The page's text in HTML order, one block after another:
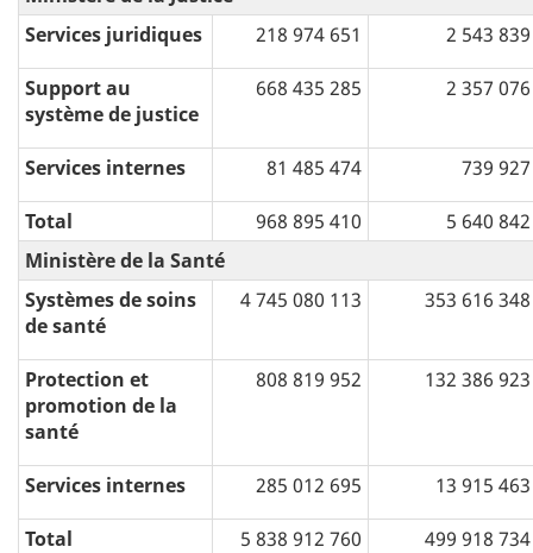
Services juridiques
218 974 651 2 543 839
Support au
système de justice
668 435 285 2 357 076
Services internes 81 485 474 739 927
Total 968 895 410
5 640 842
Ministère de la Santé
Systèmes de soins
de santé
4 745 080 113 353 616 348
Protection et
promotion de la
santé
808 819 952 132 386 923
Services internes 285 012 695 13 915 463
Total 5 838 912 760
499 918 734